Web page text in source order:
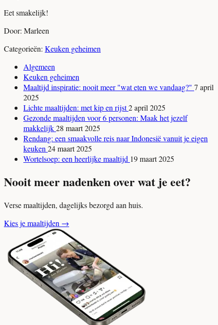
Eet smakelijk!
Door: Marleen
Categorieën: Keuken geheimen
Algemeen
Keuken geheimen
Maaltijd inspiratie: nooit meer "wat eten we vandaag?" 7 april
2025
Lichte maaltijden: met kip en rijst2 april 2025
Gezonde maaltijden voor 6 personen: Maak het jezelf
makkelijk28 maart 2025
Rendang: een smaakvolle reis naar Indonesië vanuit je eigen
keuken 24 maart 2025
Wortelsoep: een heerlijke maaltijd 19 maart 2025
Nooit meer nadenken over wat je eet?
Verse maaltijden, dagelijks bezorgd aan huis.
Kies je maaltijden →